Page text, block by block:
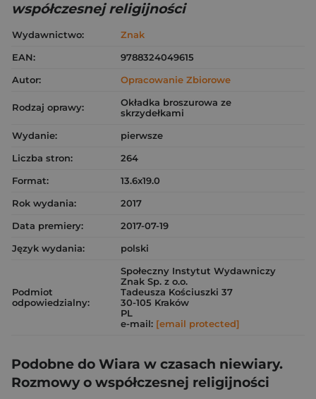
współczesnej religijności
Wydawnictwo:
Znak
EAN:
9788324049615
Autor:
Opracowanie Zbiorowe
Rodzaj oprawy:
Okładka broszurowa ze
skrzydełkami
Wydanie:
pierwsze
Liczba stron:
264
Format:
13.6x19.0
Rok wydania:
2017
Data premiery:
2017-07-19
Język wydania:
polski
Podmiot
odpowiedzialny:
Społeczny Instytut Wydawniczy
Znak Sp. z o.o.
Tadeusza Kościuszki 37
30-105 Kraków
PL
e-mail: [email protected]
Podobne do Wiara w czasach niewiary.
Rozmowy o współczesnej religijności